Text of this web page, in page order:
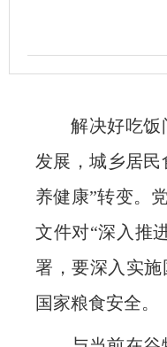
解决好吃饭
发展，城乡居民
养健康”转变。
文件对“深入推
署，要深入实施
国家粮食安全。